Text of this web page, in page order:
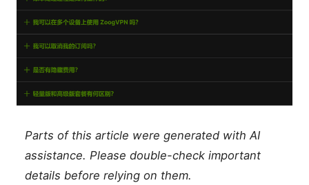
Parts of this article were generated with AI
assistance. Please double-check important
details before relying on them.